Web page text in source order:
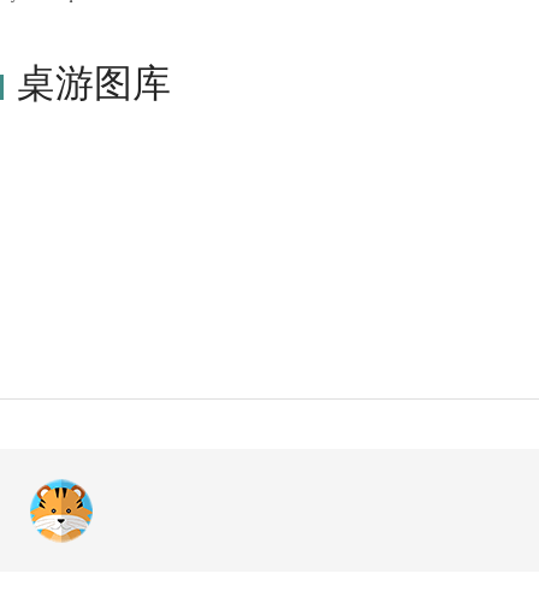
桌游图库